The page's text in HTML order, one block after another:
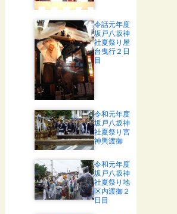
令話元年度
坂戸八坂神
社夏祭り屋
台曳行２日
目
令和元年度
坂戸八坂神
社夏祭り宮
神輿渡御
令和元年度
坂戸八坂神
社夏祭り地
区内渡御２
日目